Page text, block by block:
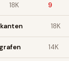
18K 9
18K
14K